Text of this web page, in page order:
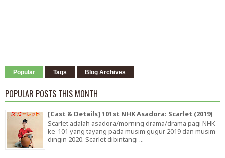
Popular Tags Blog Archives
POPULAR POSTS THIS MONTH
[Cast & Details] 101st NHK Asadora: Scarlet (2019)
Scarlet adalah asadora/morning drama/drama pagi NHK
ke-101 yang tayang pada musim gugur 2019 dan musim
dingin 2020. Scarlet dibintangi ...